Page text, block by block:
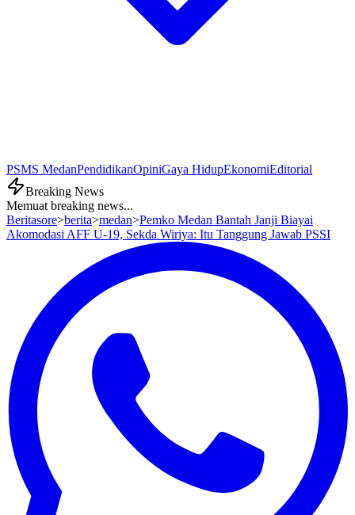
PSMS MedanPendidikanOpiniGaya HidupEkonomiEditorial
Breaking News
Memuat breaking news...
Beritasore>berita>medan>Pemko Medan Bantah Janji Biayai
Akomodasi AFF U-19, Sekda Wiriya: Itu Tanggung Jawab PSSI